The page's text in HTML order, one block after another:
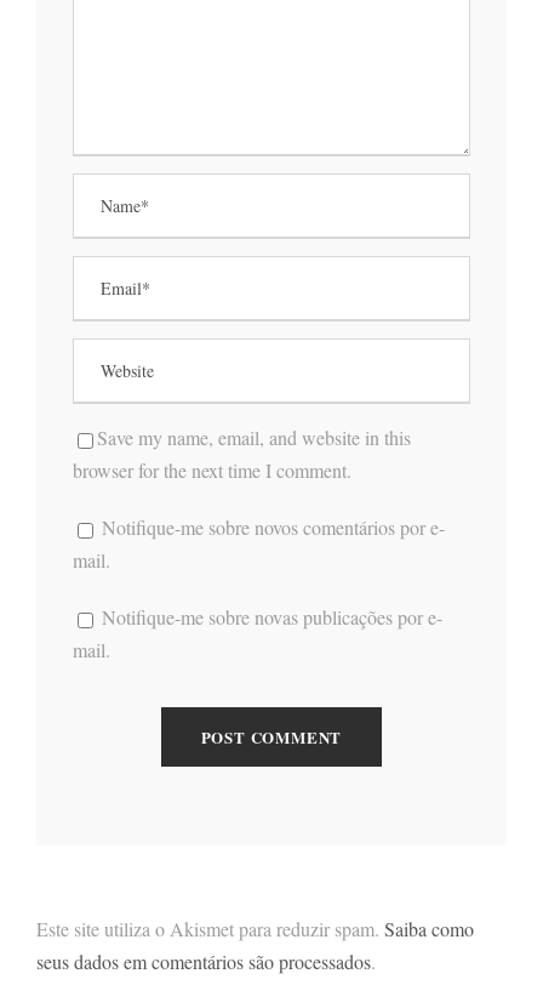
Save my name, email, and website in this
browser for the next time I comment.
Notifique-me sobre novos comentários por e-
mail.
Notifique-me sobre novas publicações por e-
mail.
Este site utiliza o Akismet para reduzir spam. Saiba como
seus dados em comentários são processados.